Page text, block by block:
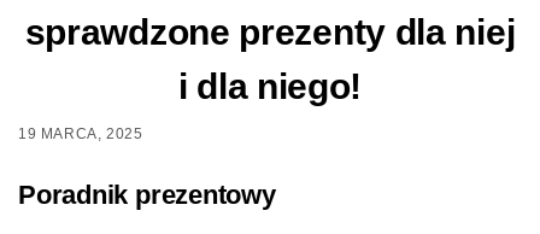
sprawdzone prezenty dla niej
i dla niego!
19 MARCA, 2025
Poradnik prezentowy